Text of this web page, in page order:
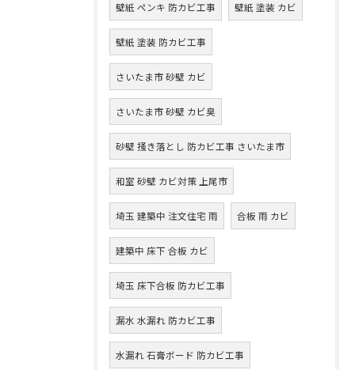
壁紙 ペンキ 防カビ工事 壁紙 塗装 カビ
壁紙 塗装 防カビ工事
さいたま市 砂壁 カビ
さいたま市 砂壁 カビ臭
砂壁 掻き落とし 防カビ工事 さいたま市
和室 砂壁 カビ対策 上尾市
埼玉 建築中 注文住宅 雨 合板 雨 カビ
建築中 床下 合板 カビ
埼玉 床下合板 防カビ工事
漏水 水漏れ 防カビ工事
水漏れ 石膏ボード 防カビ工事